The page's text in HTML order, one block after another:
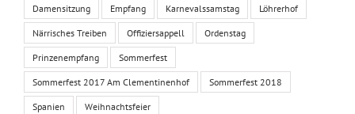
Damensitzung Empfang Karnevalssamstag Löhrerhof
Närrisches Treiben Offiziersappell Ordenstag
Prinzenempfang Sommerfest
Sommerfest 2017 Am Clementinenhof Sommerfest 2018
Spanien Weihnachtsfeier